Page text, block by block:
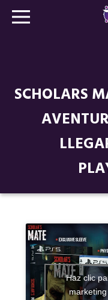
SCHOLARS
Haz clic